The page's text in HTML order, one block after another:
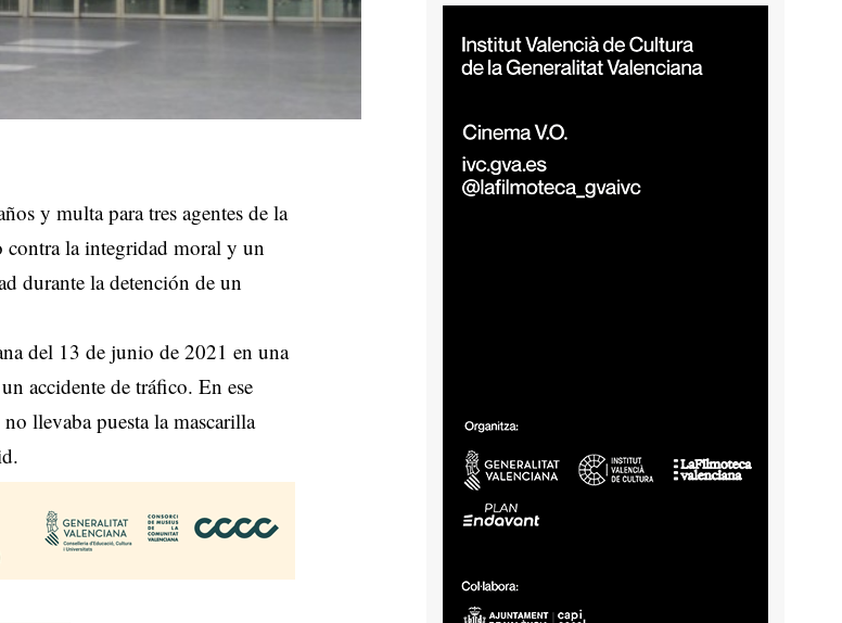
y multa para tres agentes de la
contra la integridad moral y un
durante la detención de un
del 13 de junio de 2021 en una
accidente de tráfico. En ese
llevaba puesta la mascarilla